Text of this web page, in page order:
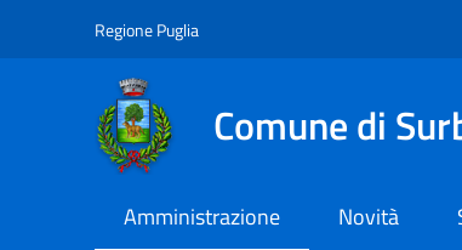
Navigazione
Salta al contenuto
Regione Puglia
Comune di
Amministrazione Novità